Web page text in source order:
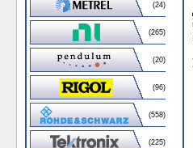
(24)
(265)
(20)
(96)
(558)
(225)